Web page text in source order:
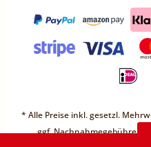
* Alle Preise inkl. gesetzl.
ggf. Nachnahmegebühren,